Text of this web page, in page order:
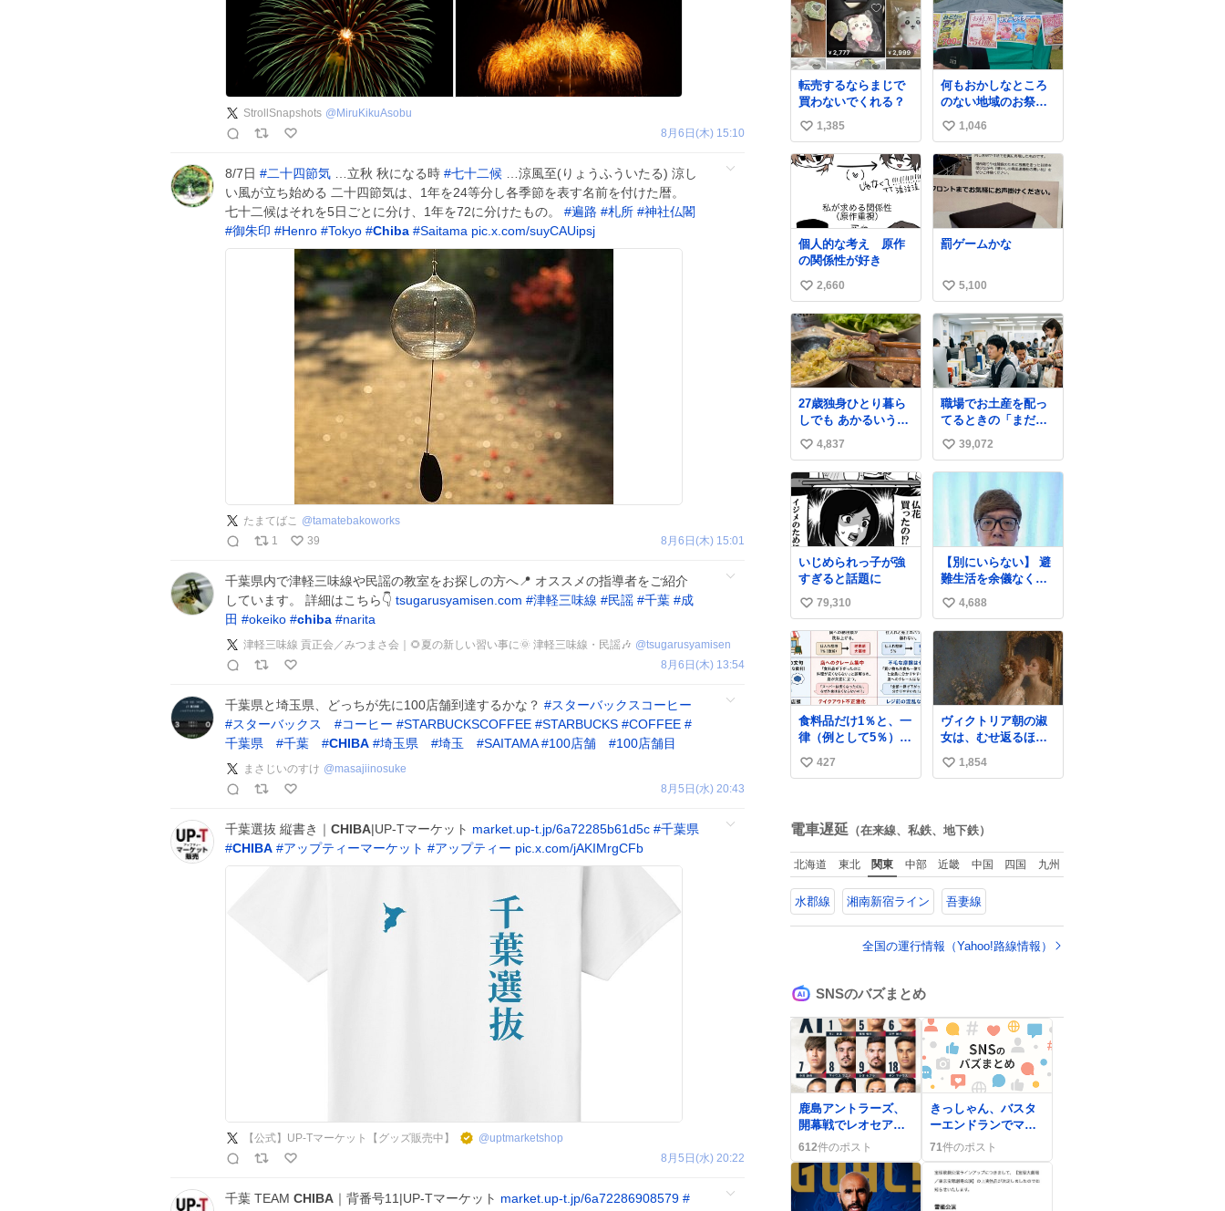
StrollSnapshots @ MiruKikuAsobu
8月6日(木) 15:10
8/7日 #二十四節気 …立秋 秋になる時 #七十二候 …涼風至(りょうふういたる) 涼し
い風が立ち始める 二十四節気は、1年を24等分し各季節を表す名前を付けた暦。
七十二候はそれを5日ごとに分け、1年を72に分けたもの。 #遍路 #札所 #神社仏閣
#御朱印 #Henro #Tokyo #Chiba #Saitama pic.x.com/suyCAUipsj
たまてばこ @tamatebakoworks
1
39 8月6日(木) 15:01
千葉県内で津軽三味線や民謡の教室をお探しの方へ📍 オススメの指導者をご紹介
しています。 詳細はこちら👇 tsugarusyamisen.com #津軽三味線 #民謡 #千葉 #成
田 #okeiko #chiba #narita
津軽三味線 貢正会／みつまさ会｜🌻夏の新しい習い事に🌞 津軽三味線・民謡🎶 @tsugarusyamisen
8月6日(木) 13:54
千葉県と埼玉県、どっちが先に100店舗到達するかな？ #スターバックスコーヒー
#スターバックス #コーヒー #STARBUCKSCOFFEE #STARBUCKS #COFFEE #
千葉県
#千葉 #CHIBA #埼玉県 #埼玉 #SAITAMA #100店舗 #100店舗目
まさじいのすけ @masajiinosuke
8月5日(水) 20:43
千葉選抜 縦書き｜ CHIBA|UP-Tマーケット market.up-t.jp/6a72285b61d5c #千葉県
#CHIBA #アップティーマーケット #アップティー pic.x.com/jAKIMrgCFb
【公式】UP-Tマーケット【グッズ販売中】 @uptmarketshop
8月5日(水) 20:22
千葉 TEAM CHIBA ｜背番号11|UP-Tマーケット market.up-t.jp/6a72286908579 #
転売するならまじで
買わないでくれる？
い
い
ね
1,385
何もおかしなところ
のない地域のお祭り
の屋台。あとなんか
割と聞き馴染みのあ
るBGMが流れてます
#関広見まつり #関広
見まつり2026
い
い
ね
数
1,046
個人的な考え 原作
の関係性が好き
い
い
ね
数
2,660
罰ゲームかな
い
い
ね
数
5,100
27歳独身ひとり暮ら
しでも あかるいうち
から呑みながらキッ
チンでひとり焼肉で
きてしあわせだもん՞
o̴̶̷̥ ̫ o̴̶̷̥ ՞
い
い
ね
数
4,837
職場でお土産を配っ
てるときの「まだ気
づいてませんよ」的
な演技が毎回シンド
い。
い
い
39,072
いじめられっ子が強
すぎると話題に
い
い
ね
数
79,310
【別にいらない】 避
難生活を余儀なくさ
れている子どもたち
のためにヒカキンボ
ックス1000個を寄付
させていただきまし
た
い
い
数
4,688
食料品だけ1％と、一
律（例として5％）の
比較表を作ってみま
した。 参考になるか
い
数
427
ヴィクトリア朝の淑
女は、むせ返るほど
大量の香水を身につ
けるものではないと
い、ヴィクトリア朝
の女性達の美容習慣
に欠かせないものだ
った。 当時の香水
は、現在私たちが知
る香水よりも単純な
は薔薇、菫、ベルガ
い
数
1,854
電車遅延 （在来線、私鉄、地下鉄）
北海道 東北 関東 中部 近畿 中国 四国 九州
水郡線 湘南新宿ライン 吾妻線
全国の運行情報（Yahoo!路線情報）
SNSのバズまとめ
鹿島アントラーズ、
開幕戦でレオセアラ
のセットプレー得点
で同点に！
612件のポスト
きっしゃん、バスタ
ーエンドランでマリ
オジャンプ成功にフ
ァン歓喜
71件のポスト